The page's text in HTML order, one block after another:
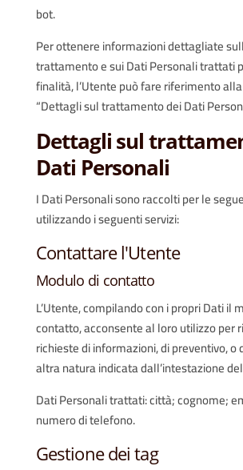
bot.
Per ottenere informazioni dettagliate
trattamento e sui Dati Personali trattati
finalità, l’Utente può fare riferimento
“Dettagli sul trattamento dei Dati
Dettagli sul
Dati Personali
I Dati Personali sono raccolti per le
utilizzando i seguenti servizi:
Contattare l'Utente
Modulo di contatto
L’Utente, compilando con i propri Dati il
contatto, acconsente al loro utilizzo per
richieste di informazioni, di preventivo, o
altra natura indicata dall’intestazione
Dati Personali trattati: città; cognome;
numero di telefono.
Gestione dei tag